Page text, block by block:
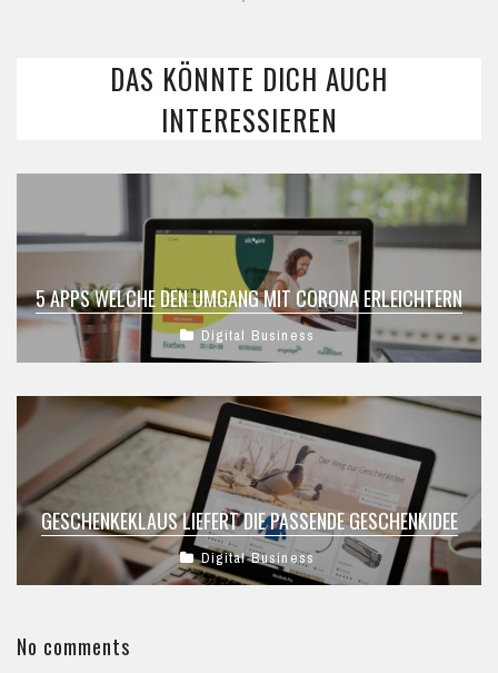
DAS KÖNNTE DICH AUCH
INTERESSIEREN
5 APPS WELCHE DEN UMGANG MIT CORONA ERLEICHTERN
Digital Business
GESCHENKEKLAUS LIEFERT DIE PASSENDE GESCHENKIDEE
Digital Business
No comments